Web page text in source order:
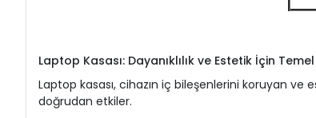
Laptop Kasası: Dayanıklılık ve Estetik İçin
Laptop kasası, cihazın iç bileşenlerini koruyan ve
doğrudan etkiler.